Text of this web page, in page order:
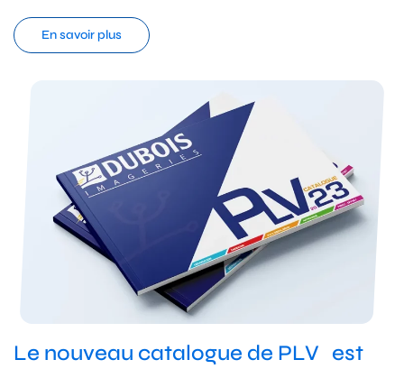
En savoir plus
Le nouveau catalogue de PLV est